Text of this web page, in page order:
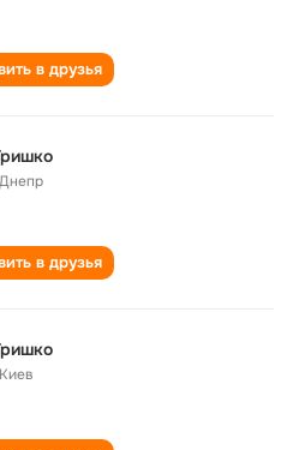
в друзья
Днепр
в друзья
Киев